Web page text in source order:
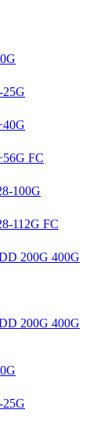
FC
100G
112G FC
200G 400G
200G 400G